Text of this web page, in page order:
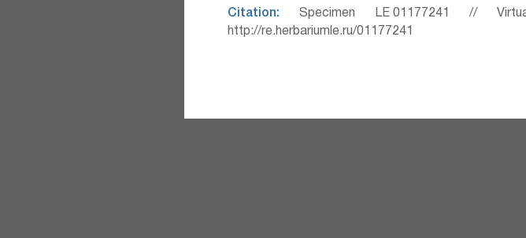
Citation: Specimen LE 01177241 //
http://re.herbariumle.ru/01177241